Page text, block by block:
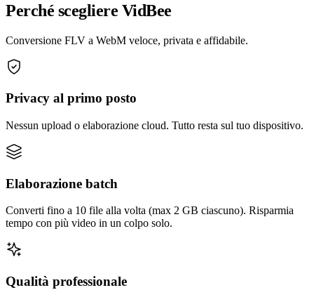
Perché scegliere VidBee
Conversione FLV a WebM veloce, privata e affidabile.
Privacy al primo posto
Nessun upload o elaborazione cloud. Tutto resta sul tuo dispositivo.
Elaborazione batch
Converti fino a 10 file alla volta (max 2 GB ciascuno). Risparmia
tempo con più video in un colpo solo.
Qualità professionale